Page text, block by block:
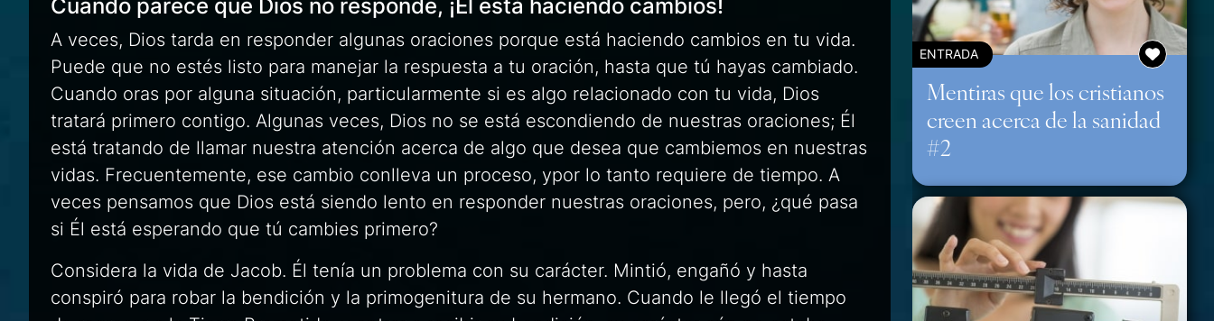
A veces, Dios tarda en responder algunas oraciones porque está haciendo cambios en tu vida.
Puede que no estés listo para manejar la respuesta a tu oración, hasta que tú hayas cambiado.
Cuando oras por alguna situación, particularmente si es algo relacionado con tu vida, Dios
tratará primero contigo. Algunas veces, Dios no se está escondiendo de nuestras oraciones; Él
está tratando de llamar nuestra atención acerca de algo que desea que cambiemos en nuestras
vidas. Frecuentemente, ese cambio conlleva un proceso, ypor lo tanto requiere de tiempo. A
veces pensamos que Dios está siendo lento en responder nuestras oraciones, pero, ¿qué pasa
si Él está esperando que tú cambies primero?
Considera la vida de Jacob. Él tenía un problema con su carácter. Mintió, engañó y hasta
conspiró para robar la bendición y la primogenitura de su hermano. Cuando le llegó el tiempo
ENTRADA
Mentiras que los cristianos
creen acerca de la sanidad
#2